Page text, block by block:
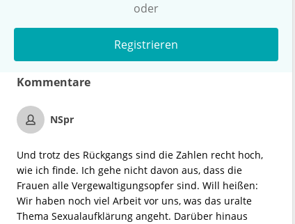
oder
Registrieren
Kommentare
NSpr
Und trotz des Rückgangs sind die Zahlen recht hoch,
wie ich finde. Ich gehe nicht davon aus, dass die
Frauen alle Vergewaltigungsopfer sind. Will heißen:
Wir haben noch viel Arbeit vor uns, was das uralte
Thema Sexualaufklärung angeht. Darüber hinaus